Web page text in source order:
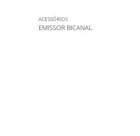
ACESSÓRIOS
EMISSOR BICANAL